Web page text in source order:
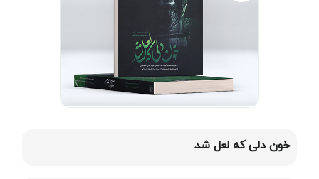
خون دلی که لعل شد